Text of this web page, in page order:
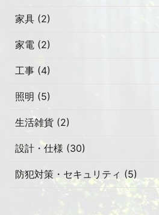
家具 (2)
家電 (2)
工事 (4)
照明 (5)
生活雑貨 (2)
設計・仕様 (30)
防犯対策・セキュリティ (5)